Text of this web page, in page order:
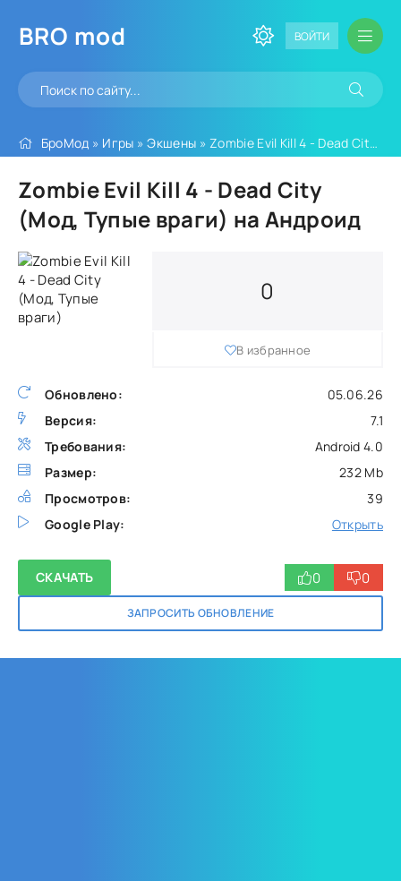
BRO mod ВОЙТИ
БроМод » Игры »Экшены » Zombie Evil Kill 4 - Dead City (Мод, Тупые враги)
Zombie Evil Kill 4 - Dead City
(Мод, Тупые враги) на Андроид
Обновлено:
05.06.26
Версия:
7.1
Требования:
Android 4.0
Размер:
232 Mb
Просмотров:
39
Google Play:
Открыть
0
В избранное
СКАЧАТЬ
ЗАПРОСИТЬ ОБНОВЛЕНИЕ
0 0